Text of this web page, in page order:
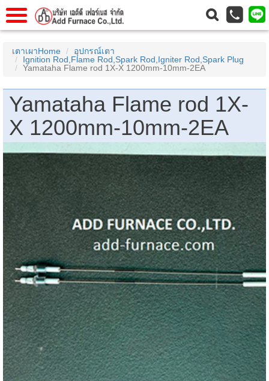
บเราAbout Us
เราContact Us
anello
schroder
Fiorentini
เตาเผาHome
อุปกรณ์เตา
Ignition Rod,Flame Rod,Spark Rod,Igniter Rod,Spark Plug
Yamataha Flame rod 1X-X 1200mm-10mm-2EA
Yamataha Flame rod 1X-
X 1200mm-10mm-2EA